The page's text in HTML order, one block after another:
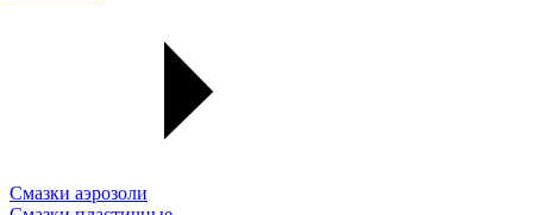
Смазки аэрозоли